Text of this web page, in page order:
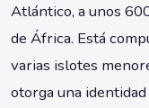
Atlántico, a unos
de África. Está
varias islotes
otorga una